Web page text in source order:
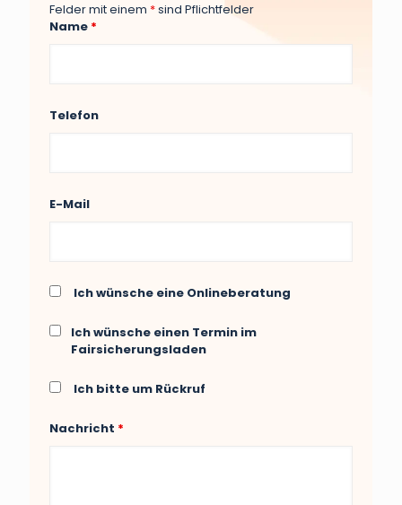
Felder mit einem *sind Pflichtfelder
Name *
Telefon
E-Mail
Ich wünsche eine Onlineberatung
Ich wünsche einen Termin im
Fairsicherungsladen
Ich bitte um Rückruf
Nachricht *